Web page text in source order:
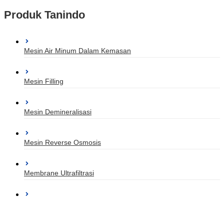
Produk Tanindo
Mesin Air Minum Dalam Kemasan
Mesin Filling
Mesin Demineralisasi
Mesin Reverse Osmosis
Membrane Ultrafiltrasi